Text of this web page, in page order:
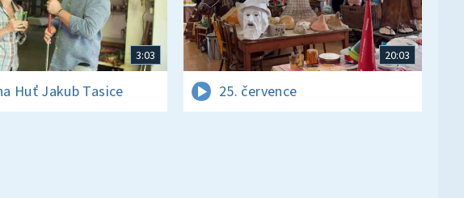
3:03
Huť Jakub Tasice
20:03
25. července